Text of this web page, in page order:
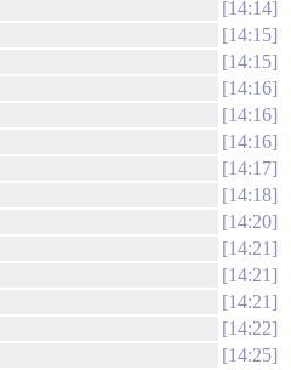
14:14
14:15
14:15
14:16
14:16
14:16
14:17
14:18
14:20
14:21
14:21
14:21
14:22
14:25